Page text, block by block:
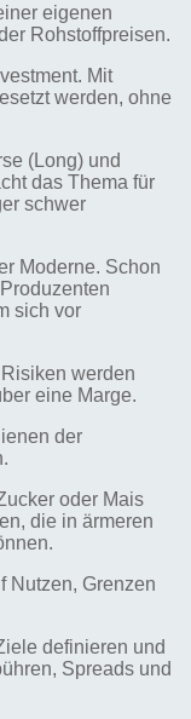
eigenen
Rohstoffpreisen.
Mit
werden, ohne
(Long) und
das Thema für
schwer
Moderne. Schon
sich vor
werden
eine Marge.
der
oder Mais
die in ärmeren
Nutzen, Grenzen
definieren und
Spreads und